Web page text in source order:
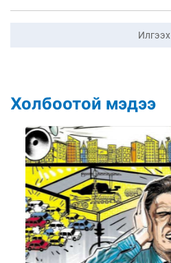
Илгээх
Холбоотой мэдээ